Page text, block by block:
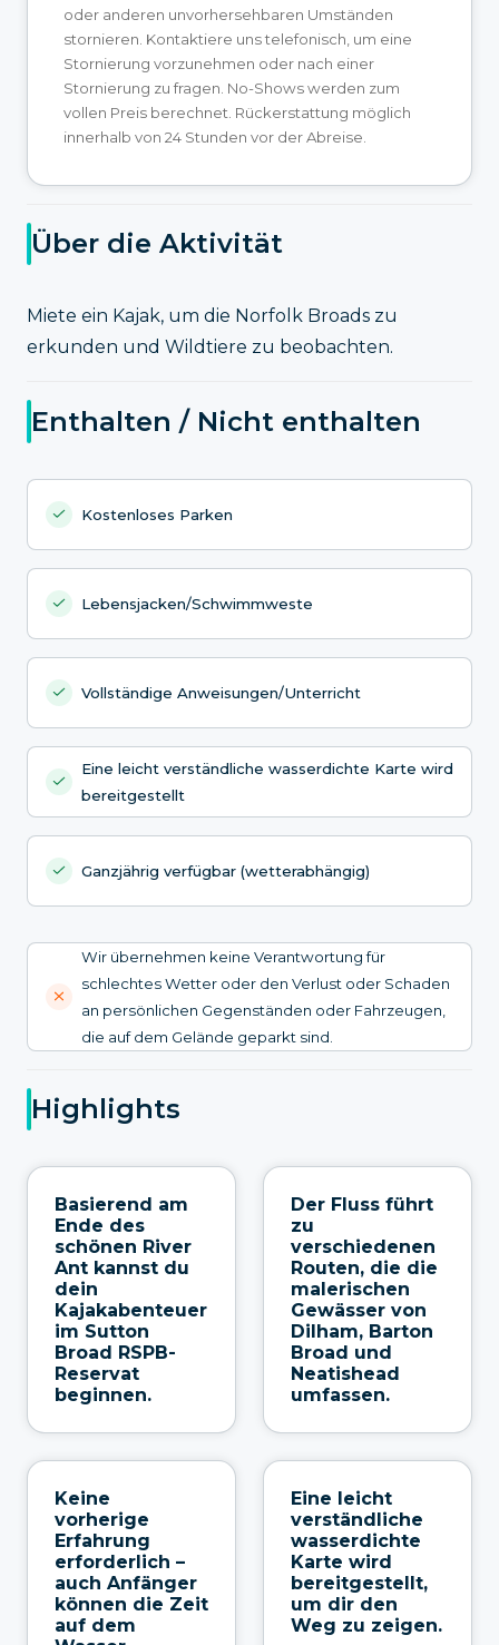
oder anderen unvorhersehbaren Umständen
stornieren. Kontaktiere uns telefonisch, um eine
Stornierung vorzunehmen oder nach einer
Stornierung zu fragen. No-Shows werden zum
vollen Preis berechnet. Rückerstattung möglich
innerhalb von 24 Stunden vor der Abreise.
Über die Aktivität
Miete ein Kajak, um die Norfolk Broads zu
erkunden und Wildtiere zu beobachten.
Enthalten / Nicht enthalten
Kostenloses Parken
Lebensjacken/Schwimmweste
Vollständige Anweisungen/Unterricht
Eine leicht verständliche wasserdichte Karte wird
bereitgestellt
Ganzjährig verfügbar (wetterabhängig)
Wir übernehmen keine Verantwortung für
schlechtes Wetter oder den Verlust oder Schaden
an persönlichen Gegenständen oder Fahrzeugen,
die auf dem Gelände geparkt sind.
Highlights
Basierend am
Ende des
schönen River
Ant kannst du
dein
Kajakabenteuer
im Sutton
Broad RSPB-
Reservat
beginnen.
Der Fluss führt
zu
verschiedenen
Routen, die die
malerischen
Gewässer von
Dilham, Barton
Broad und
Neatishead
umfassen.
Keine
vorherige
Erfahrung
erforderlich –
auch Anfänger
können die Zeit
auf dem
Eine leicht
verständliche
wasserdichte
Karte wird
bereitgestellt,
um dir den
Weg zu zeigen.